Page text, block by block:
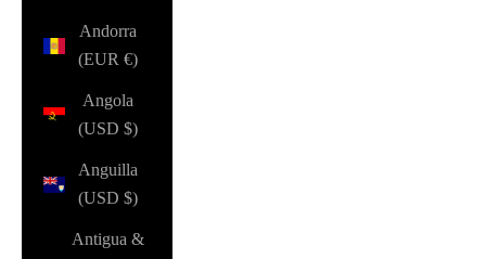
Andorra
(EUR €)
Angola
(USD $)
Anguilla
(USD $)
Antigua &